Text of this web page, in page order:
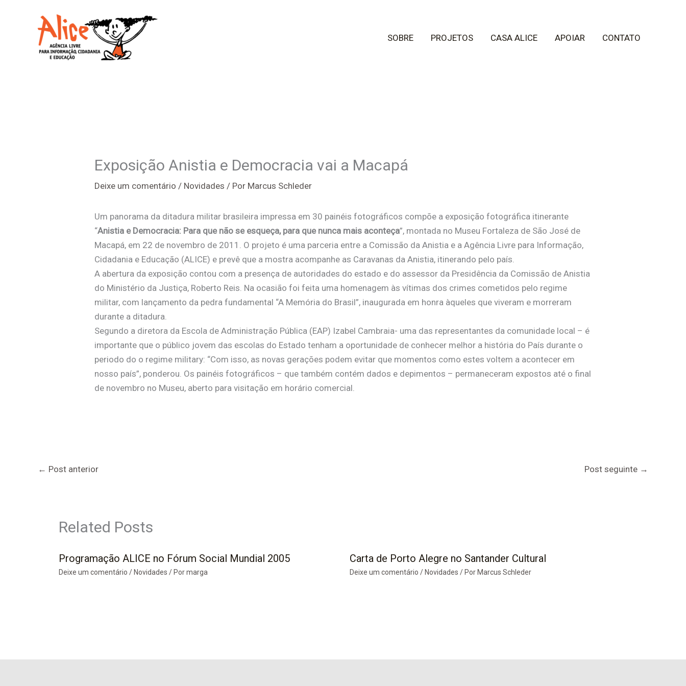
SOBRE PROJETOS CASA ALICE APOIAR CONTATO
Exposição Anistia e Democracia vai a Macapá
Deixe um comentário / Novidades / Por Marcus Schleder
Um panorama da ditadura militar brasileira impressa em 30 painéis fotográficos compõe a exposição fotográfica itinerante
“Anistia e Democracia: Para que não se esqueça, para que nunca mais aconteça”, montada no Museu Fortaleza de São José de
Macapá, em 22 de novembro de 2011. O projeto é uma parceria entre a Comissão da Anistia e a Agência Livre para Informação,
Cidadania e Educação (ALICE) e prevê que a mostra acompanhe as Caravanas da Anistia, itinerando pelo país.
A abertura da exposição contou com a presença de autoridades do estado e do assessor da Presidência da Comissão de Anistia
do Ministério da Justiça, Roberto Reis. Na ocasião foi feita uma homenagem às vítimas dos crimes cometidos pelo regime
militar, com lançamento da pedra fundamental “A Memória do Brasil”, inaugurada em honra àqueles que viveram e morreram
durante a ditadura.
Segundo a diretora da Escola de Administração Pública (EAP) Izabel Cambraia- uma das representantes da comunidade local – é
importante que o público jovem das escolas do Estado tenham a oportunidade de conhecer melhor a história do País durante o
periodo do o regime military: “Com isso, as novas gerações podem evitar que momentos como estes voltem a acontecer em
nosso país”, ponderou. Os painéis fotográficos – que também contém dados e depimentos – permaneceram expostos até o final
de novembro no Museu, aberto para visitação em horário comercial.
← Post anterior Post seguinte →
Related Posts
Programação ALICE no Fórum Social Mundial 2005
Deixe um comentário / Novidades / Pormarga
Carta de Porto Alegre no Santander Cultural
Deixe um comentário / Novidades / Por Marcus Schleder